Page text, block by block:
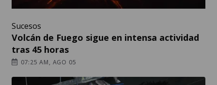
Sucesos
Volcán de Fuego sigue en intensa actividad
tras 45 horas
07:25 AM, AGO 05